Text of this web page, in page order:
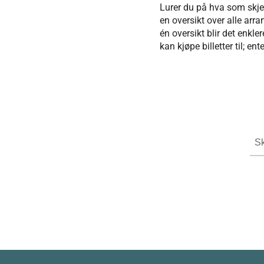
Lurer du på hva som
en oversikt over alle
én oversikt blir det
kan kjøpe billetter til;